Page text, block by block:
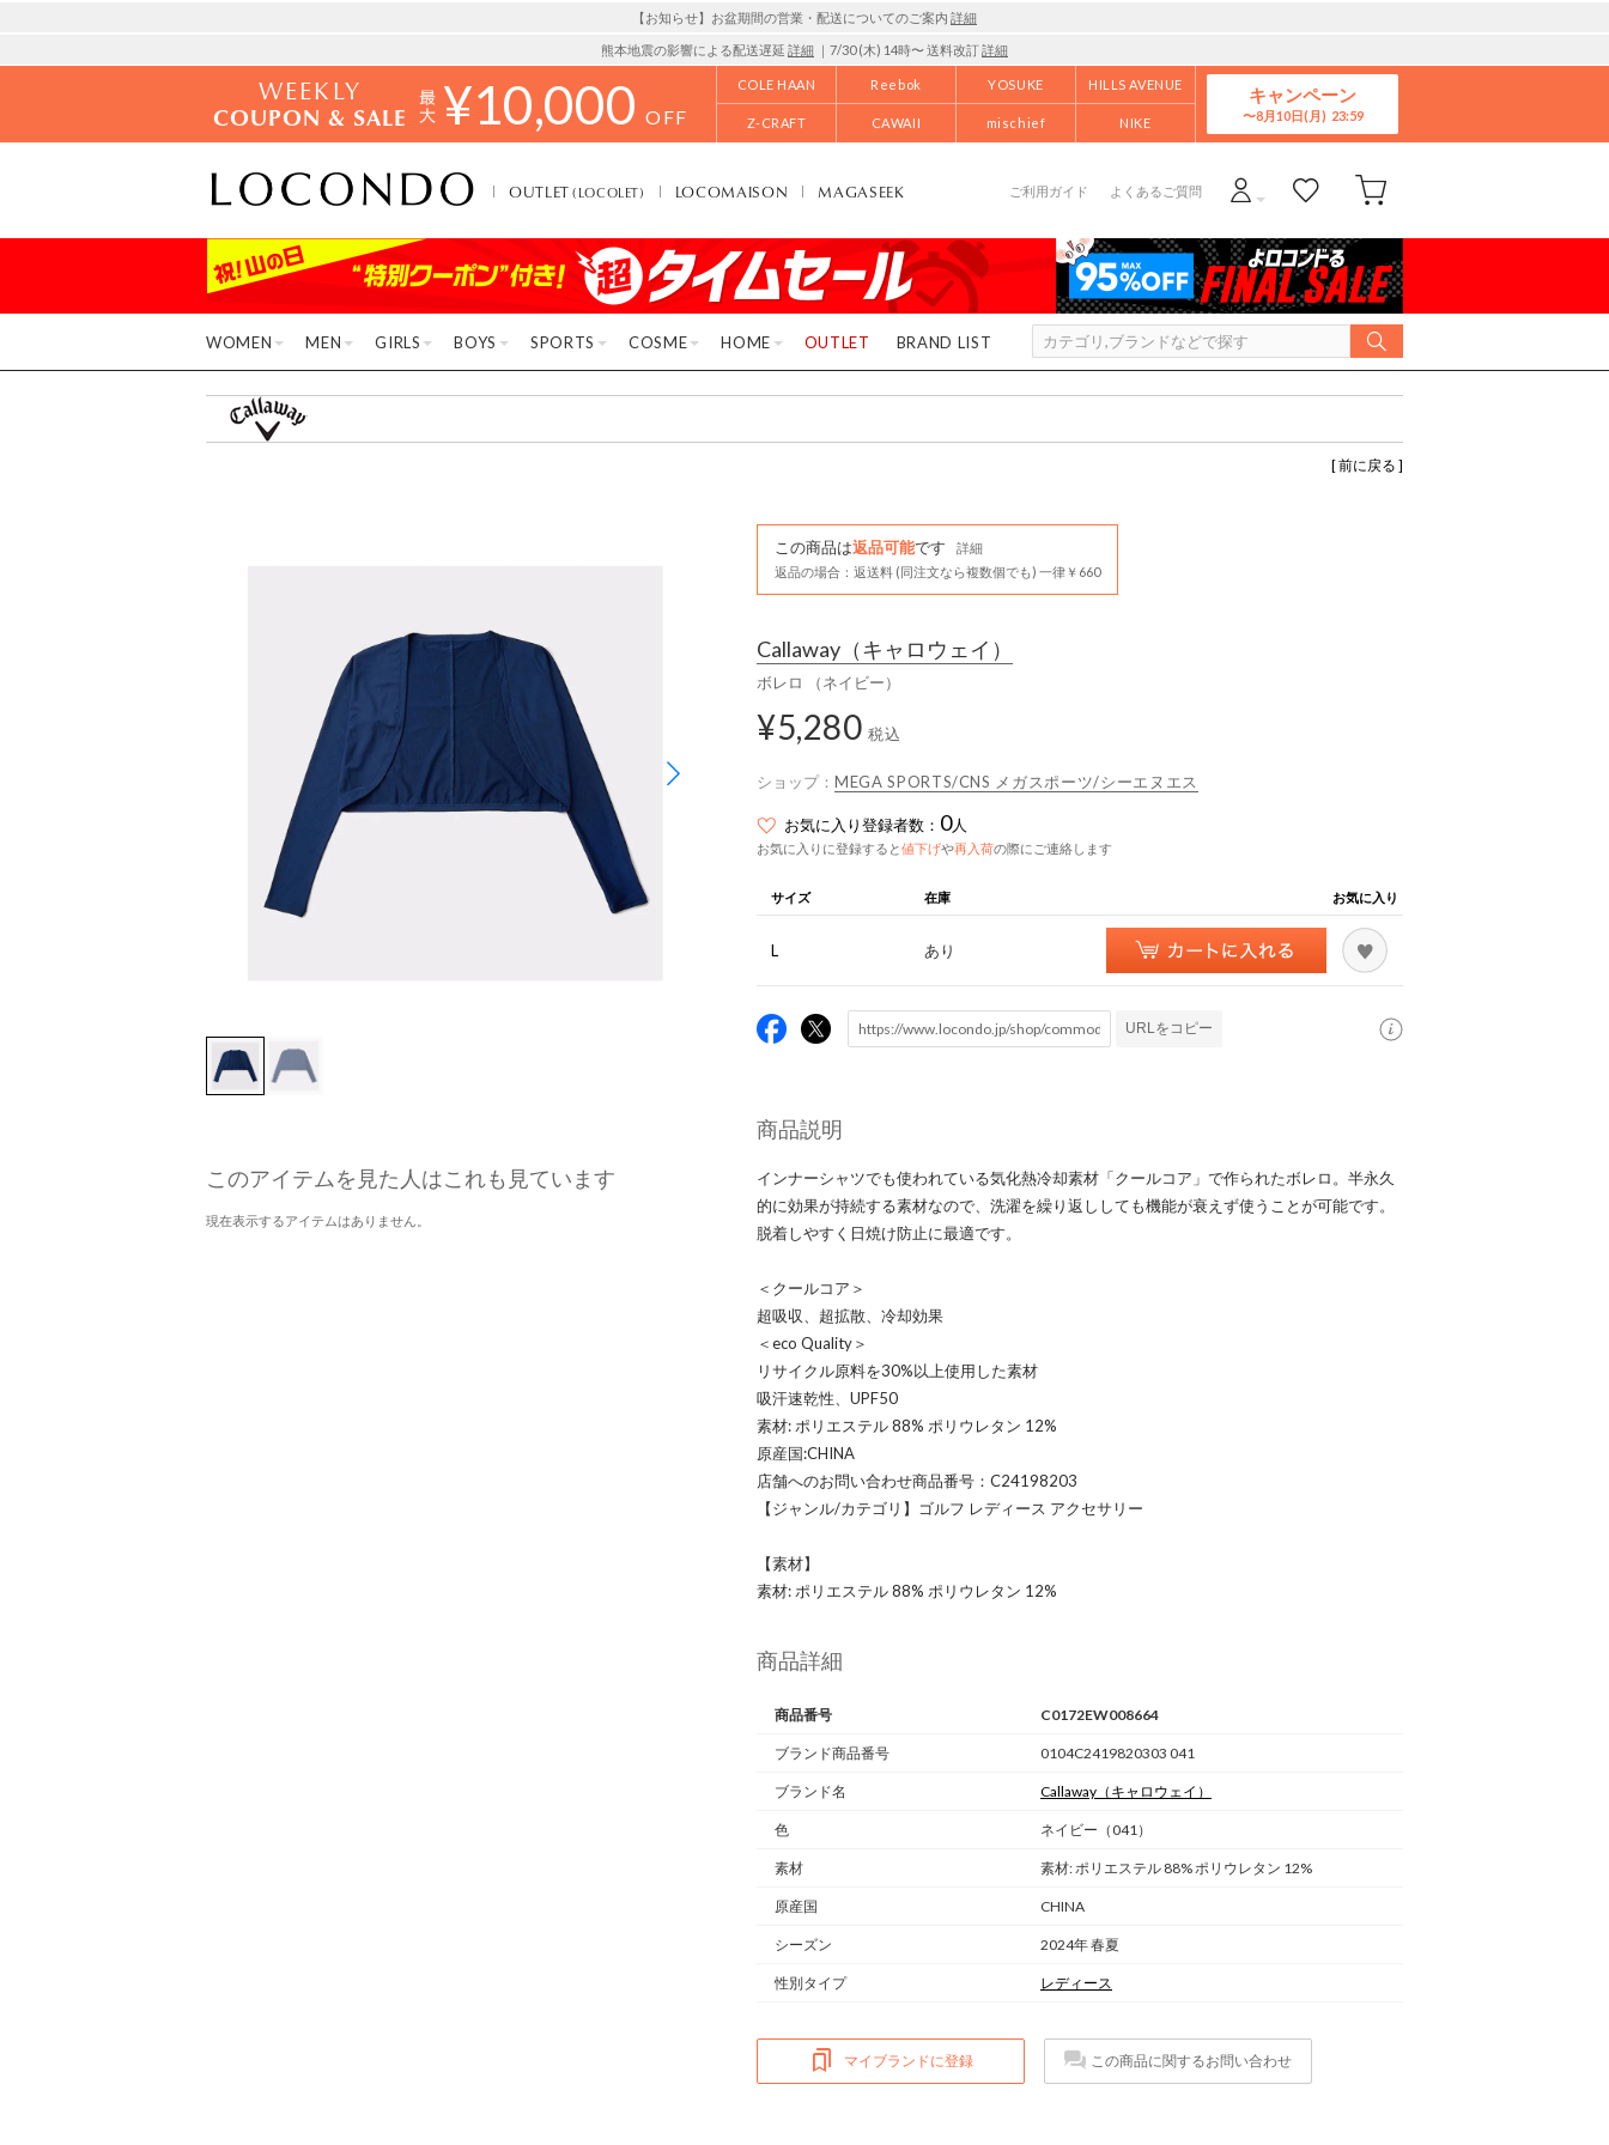
【お知らせ】お盆期間の営業・配送についてのご案内 詳細
熊本地震の影響による配送遅延 詳細 ｜7/30 (木) 14時〜 送料改訂詳細
WEEKLY
COUPON & SALE ¥10,000 OFF
COLE HAAN Reebok YOSUKE HILLS AVENUE
Z-CRAFT CAWAII mischief NIKE
キャンペーン
8月10日(月)
OUTLET(LOCOLET) LOCOMAISON MAGASEEK ご利用ガイド よくあるご質問
WOMEN MEN GIRLS BOYS SPORTS COSME HOME OUTLET BRAND LIST
[ 前に戻る ]
このアイテムを見た人はこれも見ています
現在表示するアイテムはありません。
この商品は返品可能です
詳細
返品の場合：返送料 (同注文なら複数個でも) 一律￥660
Callaway （キャロウェイ）
ボレロ （ネイビー）
¥5,280 税込
ショップ： MEGA SPORTS/CNS メガスポーツ/シーエヌエス
お気に入り登録者数： 0人
お気に入りに登録すると値下げや再入荷の際にご連絡します
サイズ 在庫 お気に入り
L あり
URLをコピー
商品説明
インナーシャツでも使われている気化熱冷却素材「クールコア」で作られたボレロ。半永久
的に効果が持続する素材なので、洗濯を繰り返ししても機能が衰えず使うことが可能です。
脱着しやすく日焼け防止に最適です。
＜クールコア＞
超吸収、超拡散、冷却効果
＜eco Quality＞
リサイクル原料を30%以上使用した素材
吸汗速乾性、UPF50
素材: ポリエステル 88% ポリウレタン 12%
原産国:CHINA
店舗へのお問い合わせ商品番号：C24198203
【ジャンル/カテゴリ】ゴルフ レディース アクセサリー
【素材】
素材: ポリエステル 88% ポリウレタン 12%
商品詳細
商品番号 C0172EW008664
ブランド商品番号 0104C2419820303 041
ブランド名 Callaway （キャロウェイ）
色 ネイビー（041）
素材 素材: ポリエステル 88% ポリウレタン 12%
原産国 CHINA
シーズン 2024年 春夏
性別タイプ レディース
マイブランドに登録 この商品に関するお問い合わせ